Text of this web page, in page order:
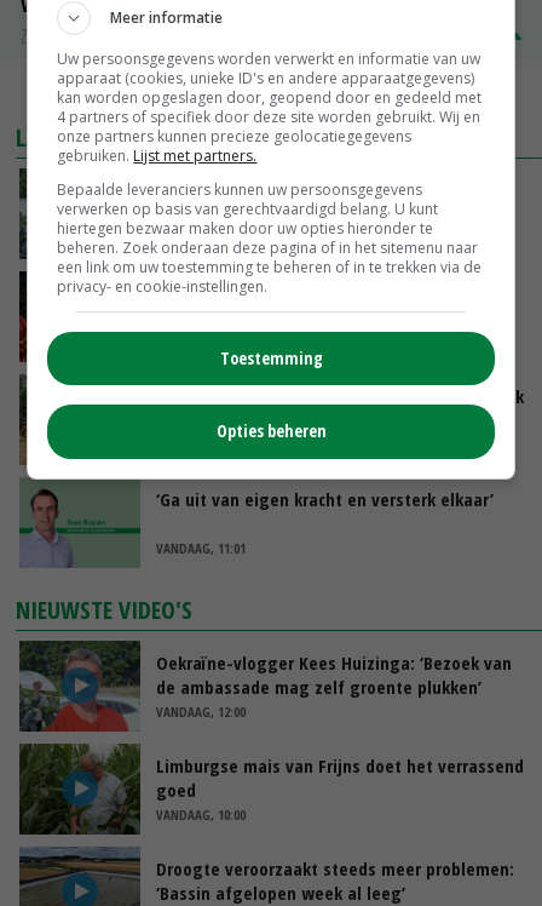
Zuivel NL
MEER MARKTPRIJZEN
LAATSTE NIEUWS
Oekraïne-vlogger Kees Huizinga: ‘Bezoek van
de ambassade mag zelf groente plukken’
VANDAAG, 12:00
Ministerie zoekt tweehonderd agrariërs die
mee willen denken
Droogte zet Britse melkveehouderij onder druk
VANDAAG, 11:04
‘Ga uit van eigen kracht en versterk elkaar’
VANDAAG, 11:01
NIEUWSTE VIDEO'S
Oekraïne-vlogger Kees Huizinga: ‘Bezoek van
de ambassade mag zelf groente plukken’
VANDAAG, 12:00
Limburgse mais van Frijns doet het verrassend
goed
VANDAAG, 10:00
Droogte veroorzaakt steeds meer problemen:
‘Bassin afgelopen week al leeg’
Meer informatie
Uw persoonsgegevens worden verwerkt en informatie van uw
apparaat (cookies, unieke ID's en andere apparaatgegevens)
kan worden opgeslagen door, geopend door en gedeeld met
4 partners of specifiek door deze site worden gebruikt. Wij en
onze partners kunnen precieze geolocatiegegevens
gebruiken. Lijst met partners.
Bepaalde leveranciers kunnen uw persoonsgegevens
verwerken op basis van gerechtvaardigd belang. U kunt
hiertegen bezwaar maken door uw opties hieronder te
beheren. Zoek onderaan deze pagina of in het sitemenu naar
een link om uw toestemming te beheren of in te trekken via de
privacy- en cookie-instellingen.
Toestemming
Opties beheren